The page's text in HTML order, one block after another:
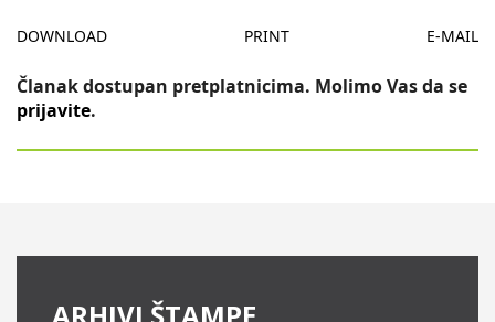
DOWNLOAD PRINT E-MAIL
Članak dostupan pretplatnicima. Molimo Vas da se
prijavite.